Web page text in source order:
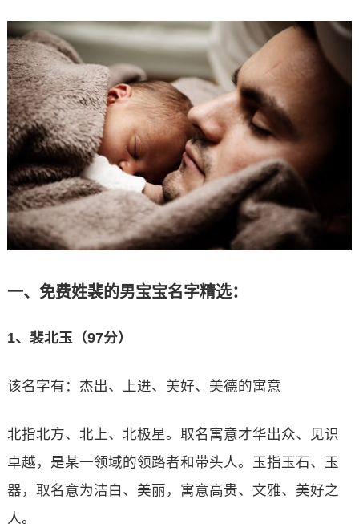
一、免费姓裴的男宝宝名字精选：
1、裴北玉（97分）
该名字有：杰出、上进、美好、美德的寓意
北指北方、北上、北极星。取名寓意才华出众、见识
卓越，是某一领域的领路者和带头人。玉指玉石、玉
器，取名意为洁白、美丽，寓意高贵、文雅、美好之
人。